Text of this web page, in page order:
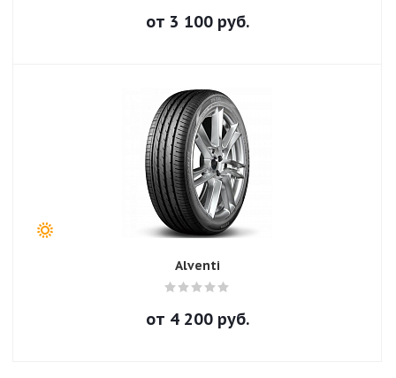
от 3 100руб.
Alventi
от 4 200руб.